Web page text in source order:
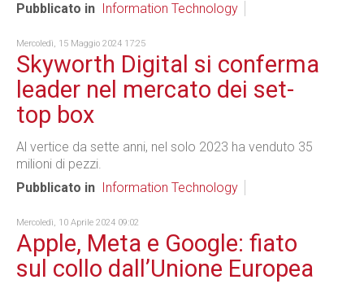
Pubblicato in
Information Technology
Mercoledì, 15 Maggio 2024 17:25
Skyworth Digital si conferma
leader nel mercato dei set-
top box
Al vertice da sette anni, nel solo 2023 ha venduto 35
milioni di pezzi.
Pubblicato in
Information Technology
Mercoledì, 10 Aprile 2024 09:02
Apple, Meta e Google: fiato
sul collo dall’Unione Europea